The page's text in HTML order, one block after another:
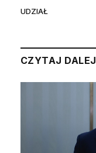
UDZIAŁ
CZYTAJ DALEJ